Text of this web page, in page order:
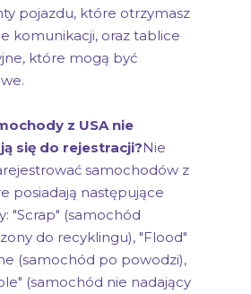
pojazdu, które otrzymasz
komunikacji, oraz tablice
które mogą być
z USA nie
się do rejestracji?Nie
samochodów z
posiadają następujące
"Scrap" (samochód
do recyklingu), "Flood"
(samochód po powodzi),
(samochód nie nadający